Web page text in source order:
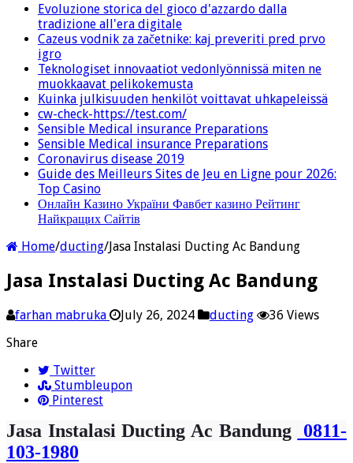
Evoluzione storica del gioco d'azzardo dalla
tradizione all'era digitale
Cazeus vodnik za začetnike: kaj preveriti pred prvo
igro
Teknologiset innovaatiot vedonlyönnissä miten ne
muokkaavat pelikokemusta
Kuinka julkisuuden henkilöt voittavat uhkapeleissä
cw-check-https://test.com/
Sensible Medical insurance Preparations
Sensible Medical insurance Preparations
Coronavirus disease 2019
Guide des Meilleurs Sites de Jeu en Ligne pour 2026:
Top Casino
Онлайн Казино України Фавбет казино Рейтинг
Найкращих Сайтів
Home/ducting/Jasa Instalasi Ducting Ac Bandung
Jasa Instalasi Ducting Ac Bandung
farhan mabruka July 26, 2024 ducting
36 Views
Share
Twitter
Stumbleupon
Pinterest
Jasa Instalasi Ducting Ac Bandung
0811-
103-1980